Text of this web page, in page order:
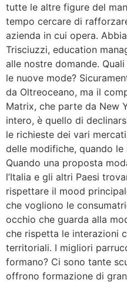
tutte le altre figure del
tempo cercare di
azienda in cui opera.
Trisciuzzi, education
alle nostre domande.
le nuove mode?
da Oltreoceano, ma il
Matrix, che parte da New
intero, è quello di
le richieste dei vari
delle modifiche, quando le
Quando una proposta
l’Italia e gli altri Paesi
rispettare il mood
che vogliono le
occhio che guarda alla
che rispetta le interazioni
territoriali. I migliori
formano? Ci sono tante
offrono formazione di